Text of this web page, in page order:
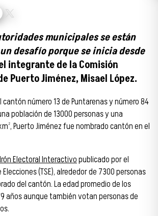
municipales se están
desafío porque se inicia desde
integrante de la Comisión
Puerto Jiménez, Misael López.
cantón número 13 de Puntarenas y número 84
población de 13000 personas y una
Puerto Jiménez fue nombrado cantón en el
Electoral Interactivopublicado por el
(TSE), alrededor de 7300 personas
del cantón. La edad promedio de los
años aunque también votan personas de